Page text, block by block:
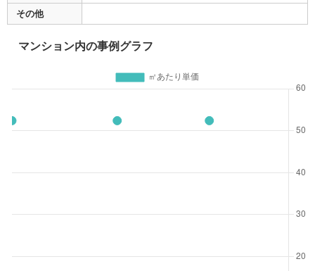
その他
マンション内の事例グラフ